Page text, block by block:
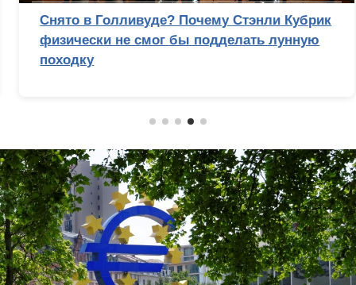
Снято в Голливуде? Почему Стэнли Кубрик
физически не смог бы подделать лунную
походку